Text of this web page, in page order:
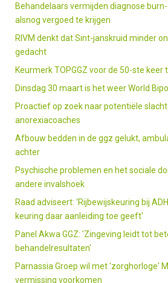
Behandelaars vermijden diagnose
alsnog vergoed te krijgen
RIVM denkt dat Sint-janskruid minder
gedacht
Keurmerk TOPGGZ voor de 50-ste keer
Dinsdag 30 maart is het weer World
Proactief op zoek naar potentiële
anorexiacoaches
Afbouw bedden in de ggz gelukt,
achter
Psychische problemen en het sociale
andere invalshoek
Raad adviseert: 'Rijbewijskeuring bij
keuring daar aanleiding toe geeft'
Panel Akwa GGZ: 'Zingeving leidt tot
behandelresultaten'
Parnassia Groep wil met 'zorghorloge'
vermissing voorkomen